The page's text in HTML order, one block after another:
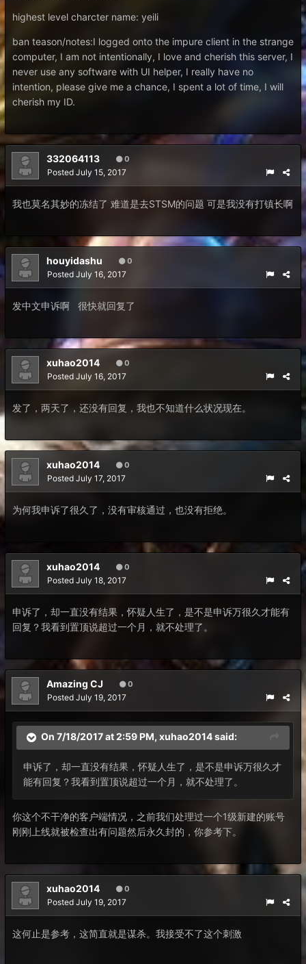
highest level charcter name: yeili
ban teason/notes:I logged onto the impure client in the strange
computer, I am not intentionally, I love and cherish this server, I
never use any software with UI helper, I really have no
intention, please give me a chance, I spent a lot of time, I will
cherish my ID.
332064113 0
Posted July 15, 2017
我也莫名其妙的冻结了 难道是去STSM的问题 可是我没有打镇长啊
houyidashu 0
Posted July 16, 2017
发中文申诉啊 很快就回复了
xuhao2014 0
Posted July 16, 2017
发了，两天了，还没有回复，我也不知道什么状况现在。
xuhao2014 0
Posted July 17, 2017
为何我申诉了很久了，没有审核通过，也没有拒绝。
xuhao2014 0
Posted July 18, 2017
申诉了，却一直没有结果，怀疑人生了，是不是申诉万很久才能有
回复？我看到置顶说超过一个月，就不处理了。
Amazing CJ 0
Posted July 19, 2017
On 7/18/2017 at 2:59 PM, xuhao2014said:
申诉了，却一直没有结果，怀疑人生了，是不是申诉万很久才
能有回复？我看到置顶说超过一个月，就不处理了。
你这个不干净的客户端情况，之前我们处理过一个1级新建的账号
刚刚上线就被检查出有问题然后永久封的，你参考下。
xuhao2014 0
Posted July 19, 2017
这何止是参考，这简直就是谋杀。我接受不了这个刺激